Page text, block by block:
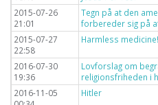
2015-07-26
21:01
Tegn på at den
forbereder sig på
2015-07-27
22:58
Harmless
2016-07-30
19:36
Lovforslag om
religionsfriheden i
2016-11-05
Hitler